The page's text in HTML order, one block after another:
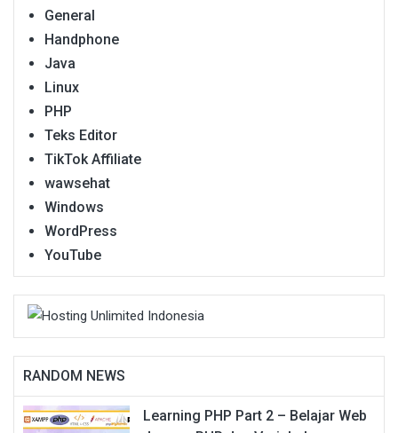
General
Handphone
Java
Linux
PHP
Teks Editor
TikTok Affiliate
wawsehat
Windows
WordPress
YouTube
RANDOM NEWS
Learning PHP Part 2 – Belajar Web